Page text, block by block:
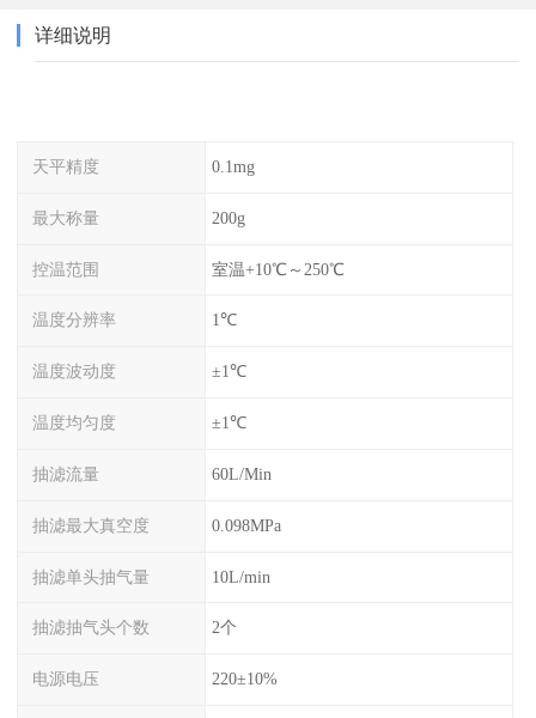
详细说明
天平精度 0.1mg
最大称量 200g
控温范围 室温+10℃～250℃
温度分辨率 1℃
温度波动度 ±1℃
温度均匀度 ±1℃
抽滤流量 60L/Min
抽滤最大真空度 0.098MPa
抽滤单头抽气量 10L/min
抽滤抽气头个数 2个
电源电压 220±10%